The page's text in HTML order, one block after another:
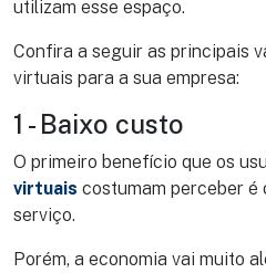
utilizam esse espaço.
Confira a seguir as principais
virtuais para a sua empresa:
1 - Baixo custo
O primeiro benefício que os
virtuais costumam perceber é
serviço.
Porém, a economia vai muito